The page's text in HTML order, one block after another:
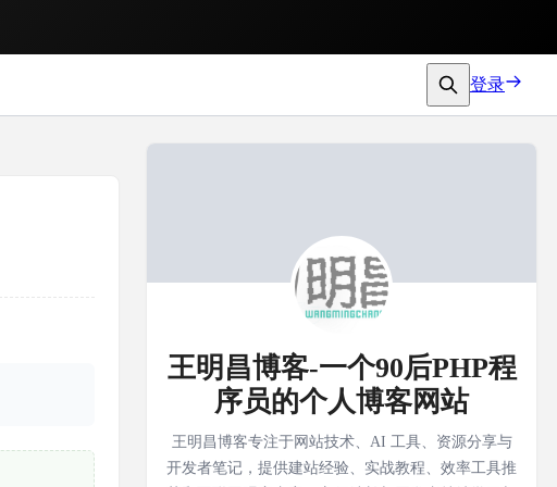
登录
王明昌博客-一个90后PHP程
序员的个人博客网站
王明昌博客专注于网站技术、AI 工具、资源分享与
开发者笔记，提供建站经验、实战教程、效率工具推